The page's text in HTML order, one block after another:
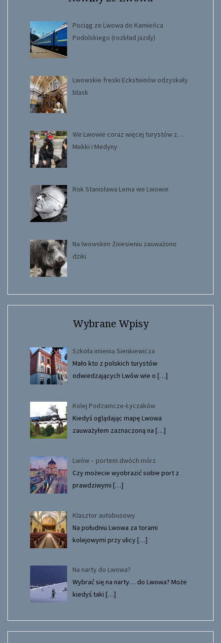
Pociąg ze Lwowa do Kamieńca
Podolskiego (rozkład jazdy)
Lwowskie freski Ecksteinów odzyskały
blask
We Lwowie coraz więcej turystów z…
Mekki i Medyny
Rok Stanisława Lema we Lwowie
Na lwowskim Zniesieniu zauważono
dziki
Wybrane Wpisy
Szkoła imienia Sienkiewicza
Mało kto z polskich turystów
odwiedzających Lwów wie o […]
Kolej Podzamcze-Łyczaków
Kiedyś oglądając mapę Lwowa
zauważyłem zaznaczoną na […]
Lwów – portem dwóch mórz
Czy możecie wyobrazić sobie port z
prawdziwymi […]
Klasztor autobusowy
Na południu Lwowa za torami
kolejowymi przy ulicy[…]
Na narty do Lwowa?
Wybrać się na narty… do Lwowa? Może
kiedyś taki […]